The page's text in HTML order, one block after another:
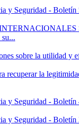
y Seguridad - Boletín
sobre la utilidad y
recuperar la
y Seguridad - Boletín
y Seguridad - Boletín